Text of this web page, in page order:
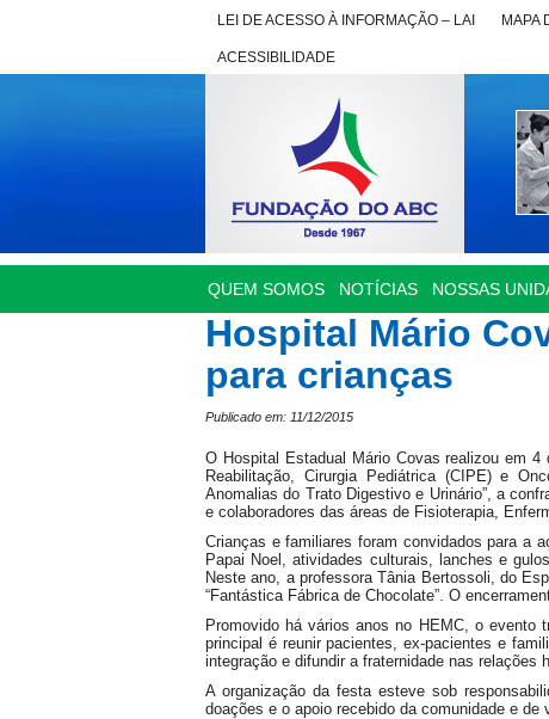
LEI DE ACESSO À INFORMAÇÃO – LAI MAPA
ACESSIBILIDADE
QUEM SOMOS NOTÍCIAS NOSSAS
Hospital Mário
para crianças
Publicado em: 11/12/2015
O Hospital Estadual Mário Covas realizou em
Reabilitação, Cirurgia Pediátrica (CIPE) e
Anomalias do Trato Digestivo e Urinário”, a
e colaboradores das áreas de Fisioterapia,
Crianças e familiares foram convidados para a
Papai Noel, atividades culturais, lanches e
Neste ano, a professora Tânia Bertossoli, do
“Fantástica Fábrica de Chocolate”. O
Promovido há vários anos no HEMC, o evento
principal é reunir pacientes, ex-pacientes e
integração e difundir a fraternidade nas relações
A organização da festa esteve sob
doações e o apoio recebido da comunidade e de